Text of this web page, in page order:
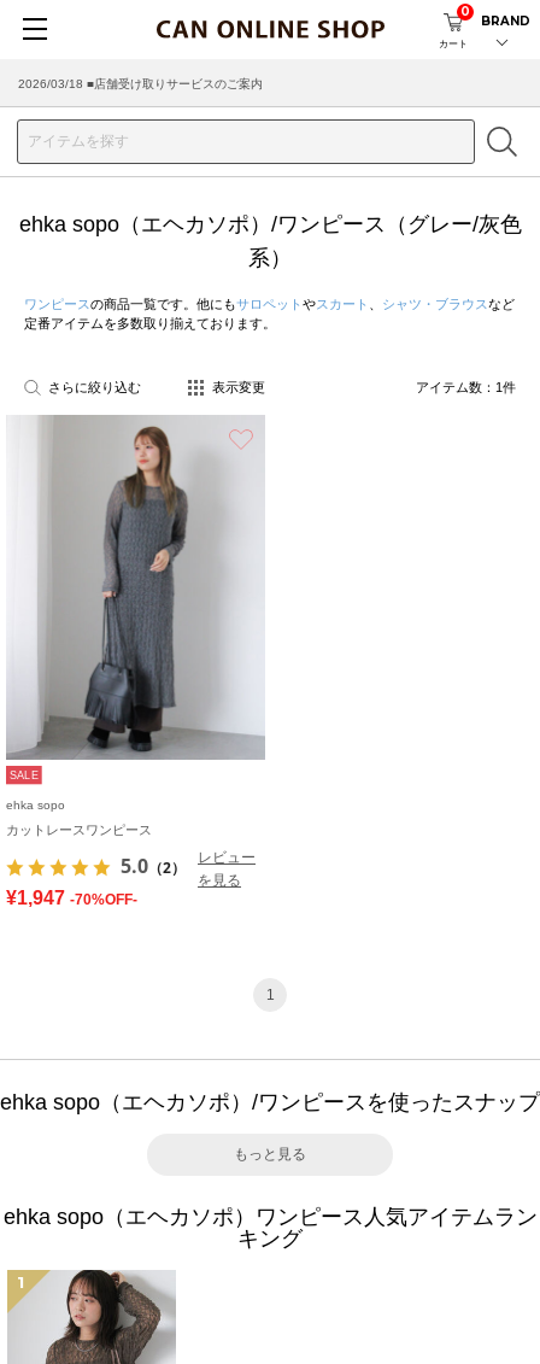
カート
0
BRAND
2026/03/18 ■店舗受け取りサービスのご案内
ehka sopo（エヘカソポ）/ワンピース（グレー/灰色
系）
ワンピースの商品一覧です。他にもサロペット やスカート シャツ・ブラウスなど
定番アイテムを多数取り揃えております。
さらに絞り込む 表示変更 アイテム数： 1件
SALE
ehka sopo
カットレースワンピース
5.0 （2）
レビュー
を見る
¥1,947 -70%OFF-
1
ehka sopo（エヘカソポ）/ワンピースを使ったスナップ
もっと見る
ehka sopo（エヘカソポ）ワンピース人気アイテムラン
キング
1